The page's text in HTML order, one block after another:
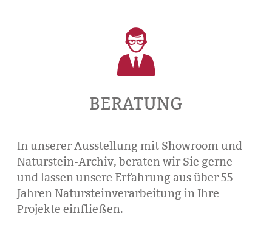

BERATUNG
In unserer Ausstellung mit Showroom und
Naturstein-Archiv, beraten wir Sie gerne
und lassen unsere Erfahrung aus über 55
Jahren Natursteinverarbeitung in Ihre
Projekte einfließen.